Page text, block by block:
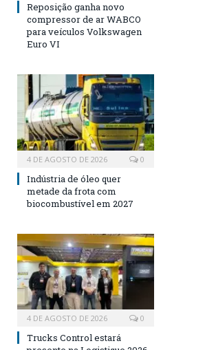
Reposição ganha novo
compressor de ar WABCO
para veículos Volkswagen
Euro VI
4 DE AGOSTO DE 2026 0
Indústria de óleo quer
metade da frota com
biocombustível em 2027
4 DE AGOSTO DE 2026 0
Trucks Control estará